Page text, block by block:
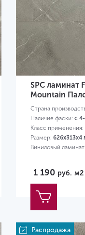
SPC ламинат
Mountain
Страна
Наличие фаски: с
Класс применения:
Размер: 626х313х4
Виниловый ламинат
1 190 руб. м2
Распродажа